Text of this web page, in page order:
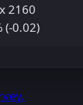
2160
(-0.02)